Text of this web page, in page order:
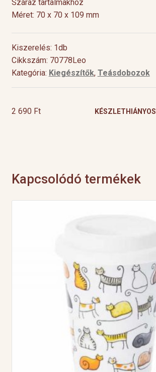
Száraz tartalmakhoz
Méret: 70 x 70 x 109 mm
Kiszerelés: 1db
Cikkszám: 70778Leo
Kategória: Kiegészítők, Teásdobozok
2 690 Ft KÉSZLETHIÁNYOS
Kapcsolódó termékek